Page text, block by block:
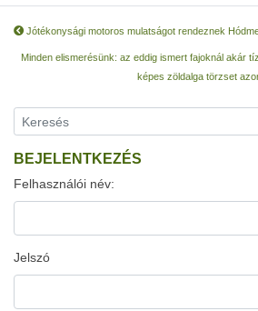
Jótékonysági motoros mulatságot rendeznek
Minden elismerésünk: az eddig ismert fajoknál akár
képes zöldalga törzset
BEJELENTKEZÉS
Felhasználói név:
Jelszó